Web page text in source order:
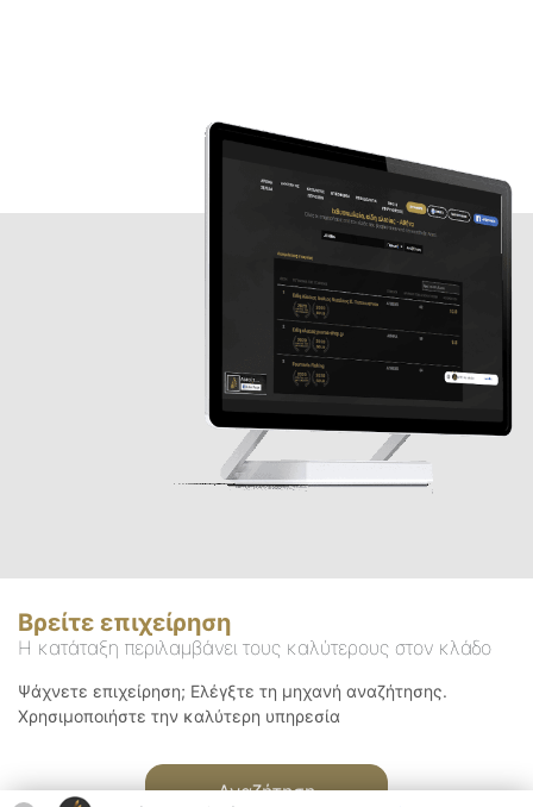
Βρείτε επιχείρηση
Η κατάταξη περιλαμβάνει τους καλύτερους στον κλάδο
Ψάχνετε επιχείρηση; Ελέγξτε τη μηχανή αναζήτησης.
Χρησιμοποιήστε την καλύτερη υπηρεσία
Αναζήτηση